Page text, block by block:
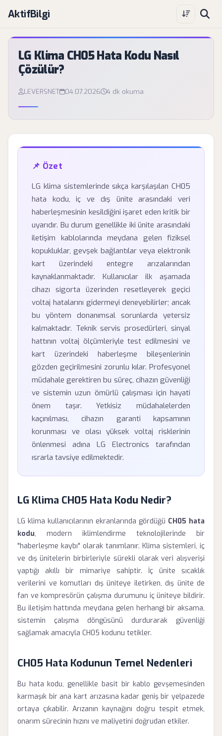
AktifBilgi
LG Klima CH05 Hata Kodu Nasıl
Çözülür?
LEVERSNET 04.07.2026 4 dk okuma
📌 Özet
LG klima sistemlerinde sıkça karşılaşılan CH05
hata kodu, iç ve dış ünite arasındaki veri
haberleşmesinin kesildiğini işaret eden kritik bir
uyarıdır. Bu durum genellikle iki ünite arasındaki
iletişim kablolarında meydana gelen fiziksel
kopukluklar, gevşek bağlantılar veya elektronik
kart üzerindeki entegre arızalarından
kaynaklanmaktadır. Kullanıcılar ilk aşamada
cihazı sigorta üzerinden resetleyerek geçici
voltaj hatalarını gidermeyi deneyebilirler; ancak
bu yöntem donanımsal sorunlarda yetersiz
kalmaktadır. Teknik servis prosedürleri, sinyal
hattının voltaj ölçümleriyle test edilmesini ve
kart üzerindeki haberleşme bileşenlerinin
gözden geçirilmesini zorunlu kılar. Profesyonel
müdahale gerektiren bu süreç, cihazın güvenliği
ve sistemin uzun ömürlü çalışması için hayati
önem taşır. Yetkisiz müdahalelerden
kaçınılması, cihazın garanti kapsamının
korunması ve olası yüksek voltaj risklerinin
önlenmesi adına LG Electronics tarafından
ısrarla tavsiye edilmektedir.
LG Klima CH05 Hata Kodu Nedir?
LG klima kullanıcılarının ekranlarında gördüğü CH05 hata
kodu, modern iklimlendirme teknolojilerinde bir
"haberleşme kaybı" olarak tanımlanır. Klima sistemleri, iç
ve dış ünitelerin birbirleriyle sürekli olarak veri alışverişi
yaptığı akıllı bir mimariye sahiptir. İç ünite sıcaklık
verilerini ve komutları dış üniteye iletirken, dış ünite de
fan ve kompresörün çalışma durumunu iç üniteye bildirir.
Bu iletişim hattında meydana gelen herhangi bir aksama,
sistemin çalışma döngüsünü durdurarak güvenliği
sağlamak amacıyla CH05 kodunu tetikler.
CH05 Hata Kodunun Temel Nedenleri
Bu hata kodu, genellikle basit bir kablo gevşemesinden
karmaşık bir ana kart arızasına kadar geniş bir yelpazede
ortaya çıkabilir. Arızanın kaynağını doğru tespit etmek,
onarım sürecinin hızını ve maliyetini doğrudan etkiler.